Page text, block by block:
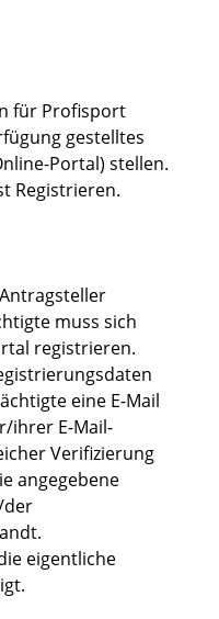
für Profisport
gestelltes
Portal) stellen.
Registrieren.
muss sich
registrieren.
eine E-Mail
ihrer E-Mail-
Verifizierung
angegebene
der
eigentliche